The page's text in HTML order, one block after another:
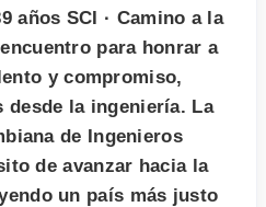
años SCI · Camino a la
para honrar a
y compromiso,
desde la ingeniería. La
de Ingenieros
de avanzar hacia la
un país más justo